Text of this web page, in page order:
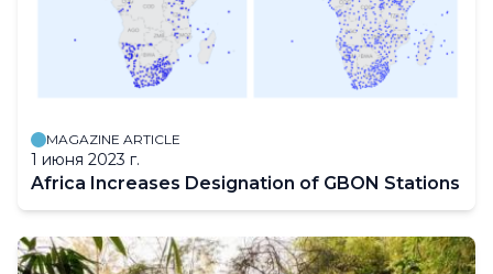
MAGAZINE ARTICLE
1 июня 2023 г.
Africa Increases Designation of GBON Stations